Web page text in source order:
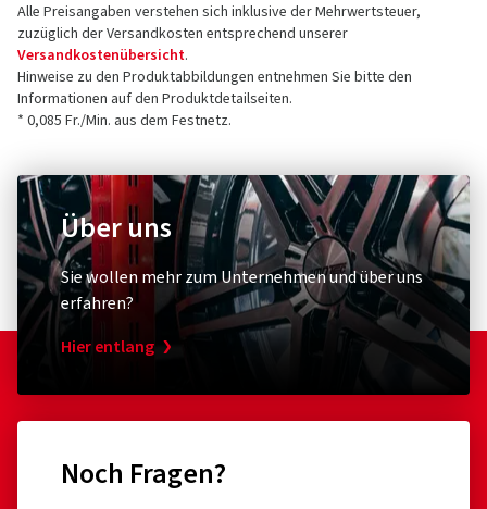
Alle Preisangaben verstehen sich inklusive der Mehrwertsteuer,
zuzüglich der Versandkosten entsprechend unserer
Versandkostenübersicht.
Hinweise zu den Produktabbildungen entnehmen Sie bitte den
Informationen auf den Produktdetailseiten.
* 0,085 Fr./Min. aus dem Festnetz.
Über uns
Sie wollen mehr zum Unternehmen und über uns
erfahren?
Hier entlang
Noch Fragen?